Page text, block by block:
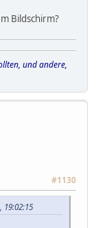
Bildschirm?
und andere,
#1130